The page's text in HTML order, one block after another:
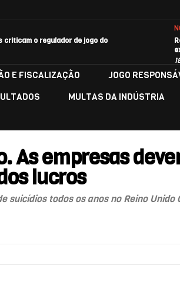
criticam o regulador de jogo do
E FISCALIZAÇÃO
JOGO
MULTAS DA INDÚSTRIA
As empresas
lucros
suicídios todos os anos no Reino